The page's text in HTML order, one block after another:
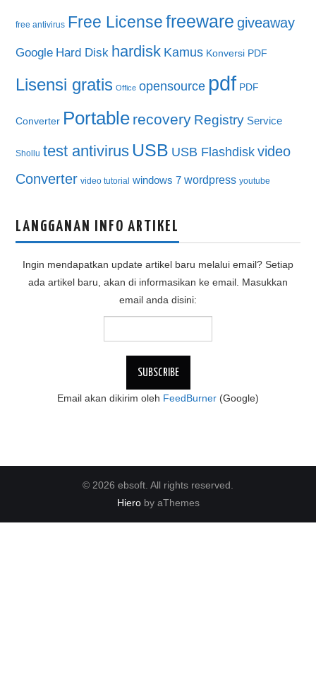
free antivirus Free License freeware giveaway
Google Hard Disk hardisk Kamus Konversi PDF
Lisensi gratis Office opensource pdf PDF
Converter Portable recovery Registry Service
Shollu test antivirus USB USB Flashdisk video
Converter video tutorial windows 7 wordpress youtube
LANGGANAN INFO ARTIKEL
Ingin mendapatkan update artikel baru melalui email? Setiap
ada artikel baru, akan di informasikan ke email. Masukkan
email anda disini:
Email akan dikirim oleh FeedBurner (Google)
© 2026 ebsoft. All rights reserved.
Hieroby aThemes